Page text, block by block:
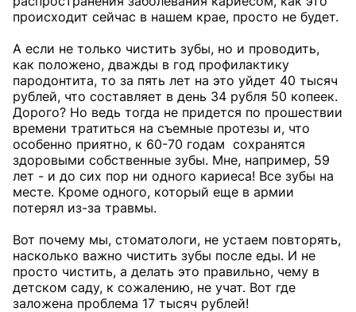
происходит сейчас в нашем крае, просто не будет.
А если не только чистить зубы, но и проводить,
как положено, дважды в год профилактику
пародонтита, то за пять лет на это уйдет 40 тысяч
рублей, что составляет в день 34 рубля 50 копеек.
Дорого? Но ведь тогда не придется по прошествии
времени тратиться на съемные протезы и, что
особенно приятно, к 60-70 годам сохранятся
здоровыми собственные зубы. Мне, например, 59
лет - и до сих пор ни одного кариеса! Все зубы на
месте. Кроме одного, который еще в армии
потерял из-за травмы.
Вот почему мы, стоматологи, не устаем повторять,
насколько важно чистить зубы после еды. И не
просто чистить, а делать это правильно, чему в
детском саду, к сожалению, не учат. Вот где
заложена проблема 17 тысяч рублей!